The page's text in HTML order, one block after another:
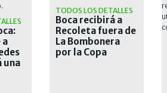
a
una
TODOS LOS DETALLES
Boca recibirá a
Recoleta fuera de
La Bombonera
por la Copa